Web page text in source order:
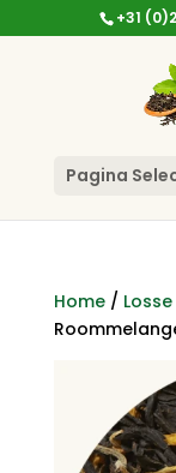
+31
Pagina
Home/